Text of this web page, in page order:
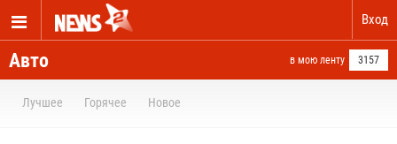
Вход
Авто в мою ленту 3157
Лучшее Горячее Новое